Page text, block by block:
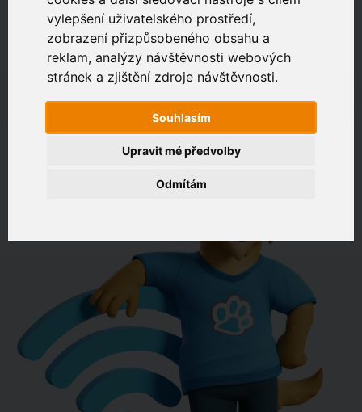
vylepšení uživatelského prostředí,
zobrazení přizpůsobeného obsahu a
reklam, analýzy návštěvnosti webových
stránek a zjištění zdroje návštěvnosti.
Souhlasím
Odmítám
Upravit mé předvolby
Zákaznický portál
Jak rychlé je připojení na vaší adrese?